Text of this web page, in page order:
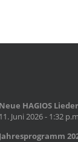
Neue HAGIOS
11. Juni 2026 - 1:32
Jahresprogramm